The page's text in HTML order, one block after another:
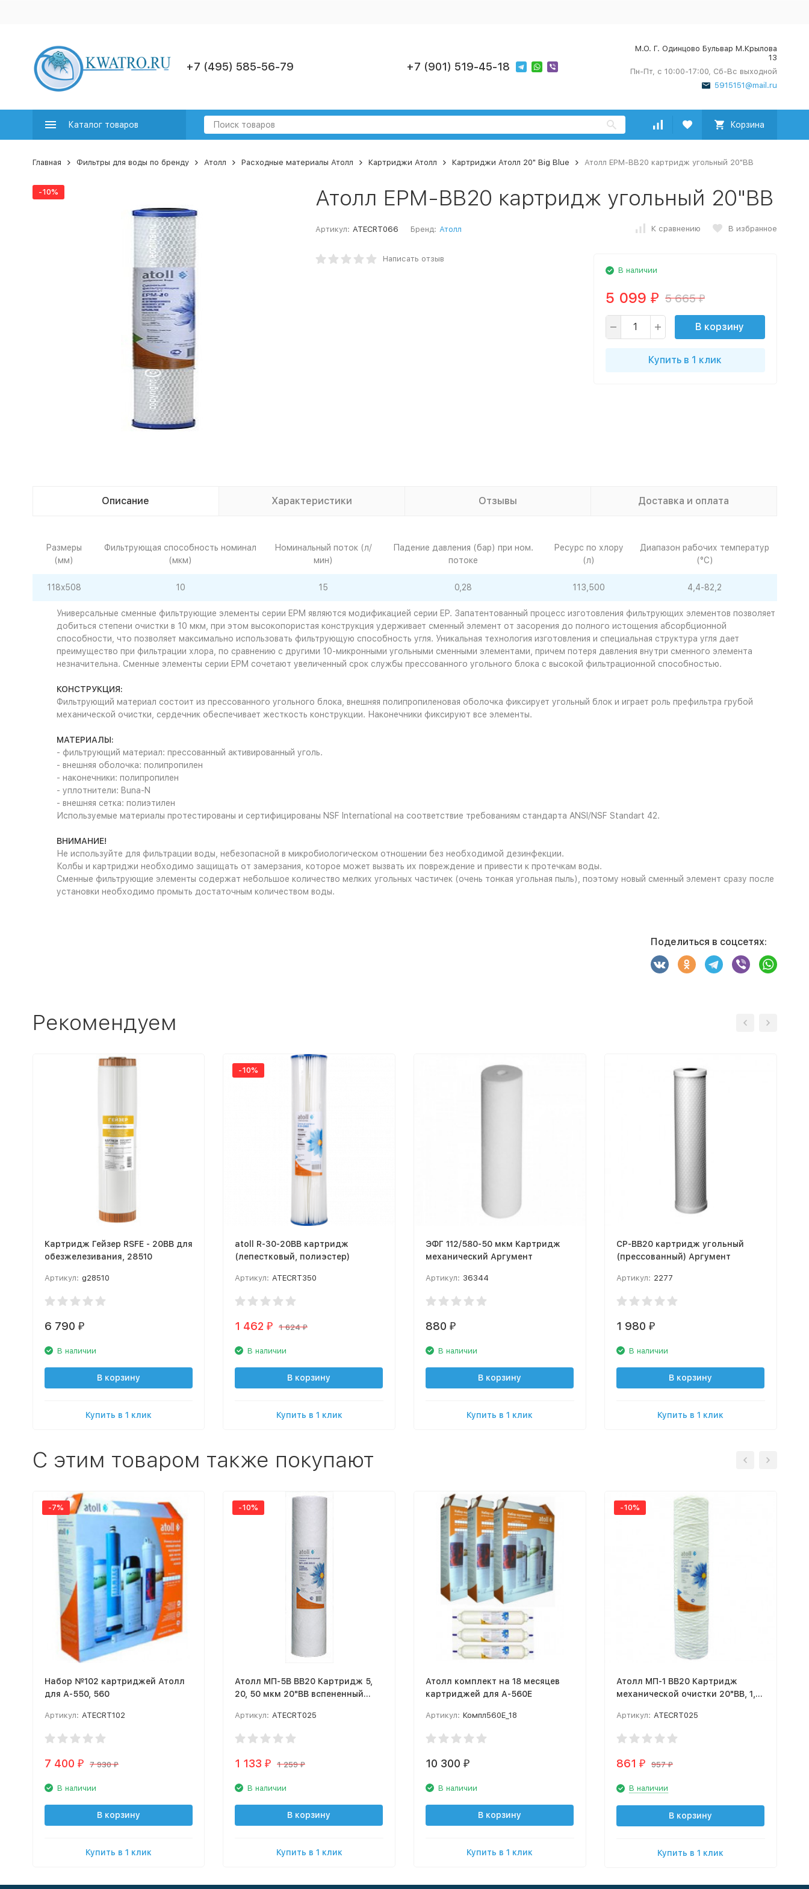
+7 (495) 585-56-79 +7 (901) 519-45-18
М.О. Г. Одинцово Бульвар М.Крылова
13
Пн-Пт, с 10:00-17:00, Сб-Вс выходной
5915151@mail.ru
Каталог товаров Корзина
Главная Фильтры для воды по бренду Атолл Расходные материалы Атолл Картриджи Атолл Картриджи Атолл 20" Big Blue Атолл EPM-BB20 картридж угольный 20"BB
-10% Атолл EPM-BB20 картридж угольный 20"BB
Артикул: ATECRT066 Бренд: Атолл К сравнению В избранное
Написать отзыв
В наличии
5 099 ₽ 5 665₽
В корзину
Купить в 1 клик
Описание Характеристики Отзывы Доставка и оплата
Размеры
(мм)
Фильтрующая способность номинал
(мкм)
Номинальный поток (л/
мин)
Падение давления (бар) при ном.
потоке
Ресурс по хлору
(л)
Диапазон рабочих температур
(°C)
118x508 10 15 0,28 113,500 4,4-82,2
Универсальные сменные фильтрующие элементы серии EPM являются модификацией серии EP. Запатентованный процесс изготовления фильтрующих элементов позволяет
добиться степени очистки в 10 мкм, при этом высокопористая конструкция удерживает сменный элемент от засорения до полного истощения абсорбционной
способности, что позволяет максимально использовать фильтрующую способность угля. Уникальная технология изготовления и специальная структура угля дает
преимущество при фильтрации хлора, по сравнению с другими 10-микронными угольными сменными элементами, причем потеря давления внутри сменного элемента
незначительна. Сменные элементы серии EPM сочетают увеличенный срок службы прессованного угольного блока с высокой фильтрационной способностью.
КОНСТРУКЦИЯ:
Фильтрующий материал состоит из прессованного угольного блока, внешняя полипропиленовая оболочка фиксирует угольный блок и играет роль префильтра грубой
механической очистки, сердечник обеспечивает жесткость конструкции. Наконечники фиксируют все элементы.
МАТЕРИАЛЫ:
- фильтрующий материал: прессованный активированный уголь.
- внешняя оболочка: полипропилен
- наконечники: полипропилен
- уплотнители: Buna-N
- внешняя сетка: полиэтилен
Используемые материалы протестированы и сертифицированы NSF International на соответствие требованиям стандарта ANSI/NSF Standart 42.
ВНИМАНИЕ!
Не используйте для фильтрации воды, небезопасной в микробиологическом отношении без необходимой дезинфекции.
Колбы и картриджи необходимо защищать от замерзания, которое может вызвать их повреждение и привести к протечкам воды.
Сменные фильтрующие элементы содержат небольшое количество мелких угольных частичек (очень тонкая угольная пыль), поэтому новый сменный элемент сразу после
установки необходимо промыть достаточным количеством воды.
Поделиться в соцсетях:
Рекомендуем
Картридж Гейзер RSFE - 20BB для
обезжелезивания, 28510
Артикул: g28510
6 790 ₽
В наличии
В корзину
Купить в 1 клик
-10%
atoll R-30-20BB картридж
(лепестковый, полиэстер)
Артикул: ATECRT350
1 462 ₽ 1 624 ₽
В наличии
В корзину
Купить в 1 клик
ЭФГ 112/580-50 мкм Картридж
механический Аргумент
Артикул: 36344
880 ₽
В наличии
В корзину
Купить в 1 клик
CP-BB20 картридж угольный
(прессованный) Аргумент
Артикул: 2277
1 980 ₽
В наличии
В корзину
Купить в 1 клик
C этим товаром также покупают
-7%
Набор №102 картриджей Атолл
для А-550, 560
Артикул: ATECRT102
7 400 ₽ 7 930 ₽
В наличии
В корзину
Купить в 1 клик
-10%
Атолл МП-5В ВВ20 Картридж 5,
20, 50 мкм 20"BB вспененный
Артикул: ATECRT025
1 133 ₽ 1 259 ₽
В наличии
В корзину
Купить в 1 клик
Атолл комплект на 18 месяцев
картриджей для A-560E
Артикул: Компл560Е_18
10 300 ₽
В наличии
В корзину
Купить в 1 клик
-10%
Атолл МП-1 ВВ20 Картридж
механической очистки 20"BB, 1,
Артикул: ATECRT025
861 ₽ 957 ₽
В наличии
В корзину
Купить в 1 клик